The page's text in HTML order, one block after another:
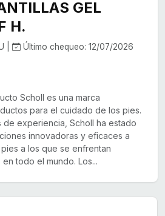
GEL
H.
|
Último chequeo: 12/07/2026
Scholl es una marca
para el cuidado de los pies.
de experiencia, Scholl ha estado
innovadoras y eficaces a
a los que se enfrentan
todo el mundo. Los...